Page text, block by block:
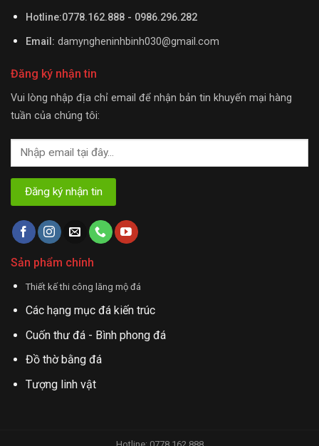
Hotline:0778.162.888 - 0986.296.282
Email: damyngheninhbinh030@gmail.com
Đăng ký nhận tin
Vui lòng nhập địa chỉ email để nhận bản tin khuyến mại hàng
tuần của chúng tôi:
Sản phẩm chính
Thiết kế thi công lăng mộ đá
Các hạng mục đá kiến trúc
Cuốn thư đá - Bình phong đá
Đồ thờ bằng đá
Tượng linh vật